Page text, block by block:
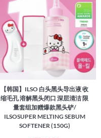
【韩国】ILSO 白头黑头导出液 收
缩毛孔 溶解黑头闭口 深层清洁 限
量套组加赠爆款黑头铲/
ILSOSUPER MELTING SEBUM
SOFTENER (150G)